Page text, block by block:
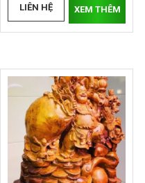
LIÊN HỆ XEM THÊM